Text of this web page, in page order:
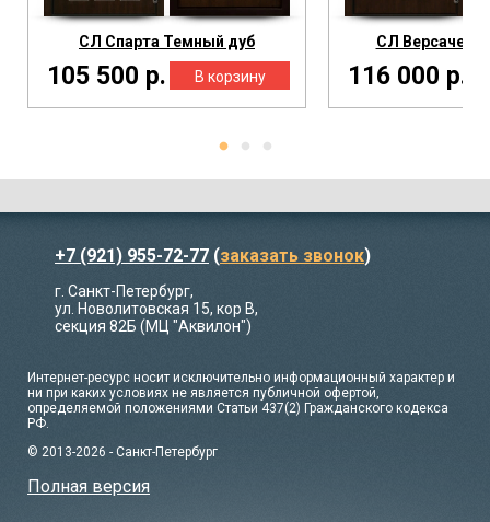
СЛ Спарта Темный дуб
105 500 р.
СЛ Версаче
116 000 р.
+7 (921) 955-72-77 (заказать звонок)
г. Санкт-Петербург,
ул. Новолитовская 15, кор В,
секция 82Б (МЦ "Аквилон")
Интернет-ресурс носит исключительно информационный характер и
ни при каких условиях не является публичной офертой,
определяемой положениями Статьи 437(2) Гражданского кодекса
РФ.
© 2013-2026 - Санкт-Петербург
Полная версия